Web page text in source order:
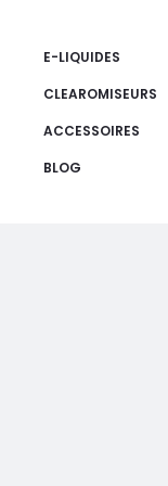
E-LIQUIDES
CLEAROMISEURS
ACCESSOIRES
BLOG